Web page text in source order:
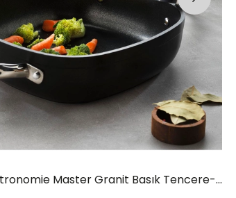
Kapaklı Balık Tavası 32 Cm-2 Parça